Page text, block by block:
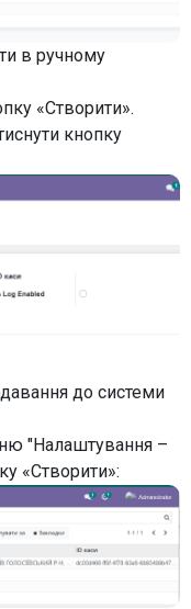
в ручному
«Створити».
кнопку
до системи
"Налаштування –
«Створити»: